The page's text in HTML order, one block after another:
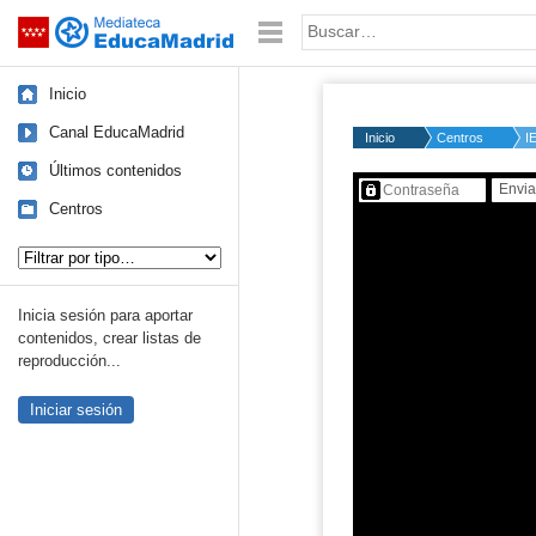
Saltar navegación Palabra o frase:
Inicio
Canal EducaMadrid
Últimos contenidos
Centros
Inicia sesión para aportar
contenidos, crear listas de
reproducción...
Iniciar sesión
Inicio Centros
Contenido protegido…